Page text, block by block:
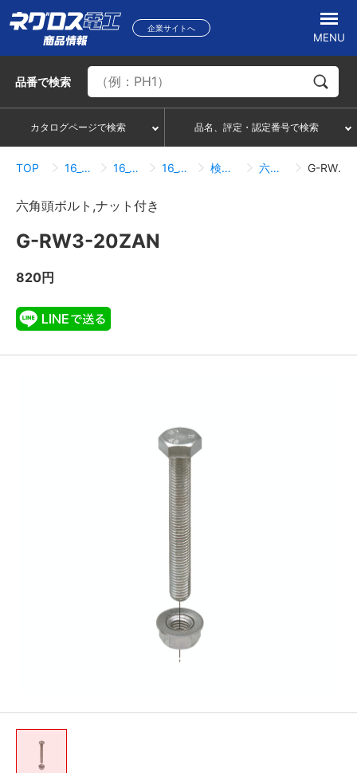
企業サイトへ
MENU
品番で検索
カタログページで検索 品名、評定・認定番号で検索
TOP 16_ボルトナット類 16_02_ボルト・ナット（組合せ） 16_02_01_ボルト・ナット（組合せ） 検索結果一覧 六角頭ボルト,ナット付き G-RW3-20ZAN
六角頭ボルト,ナット付き
G-RW3-20ZAN
820円